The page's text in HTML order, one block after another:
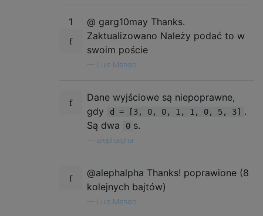
1
@ garg10may Thanks.
Zaktualizowano Należy podać to w
swoim poście
Luis Mendo
Dane wyjściowe są niepoprawne,
gdy
d = [3, 0, 0, 1, 1, 0, 5, 3]
.
Są dwa
0 s.
alephalpha
@alephalpha Thanks! poprawione (8
kolejnych bajtów)
Luis Mendo